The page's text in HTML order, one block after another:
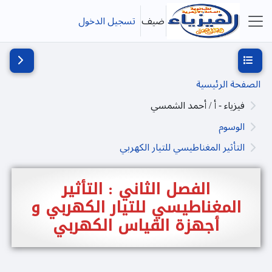
تخطى إلى المحتوى الرئيسي
واجهة جانبية
ضيف تسجيل الدخول
الصفحة الرئيسية
فيزياء - أ / أحمد الشمسي
الوسوم
التأثير المغناطيسي للتيار الكهربي
الفصل الثاني : التأثير
المغناطيسي للتيار الكهربي و
أجهزة القياس الكهربي
فتح فهرس المقرر فتح